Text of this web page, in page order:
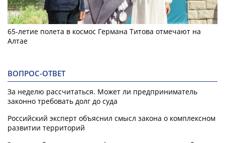
65-летие полета в космос Германа Титова отмечают на
Алтае
ВОПРОС-ОТВЕТ
За неделю рассчитаться. Может ли предприниматель
законно требовать долг до суда
Российский эксперт объяснил смысл закона о комплексном
развитии территорий